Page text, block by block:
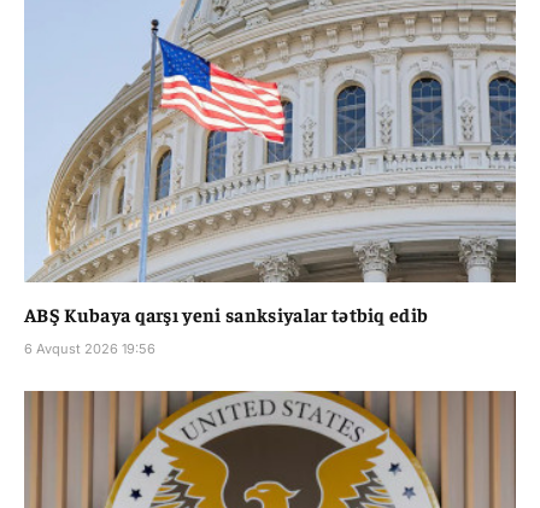
ABŞ Kubaya qarşı yeni sanksiyalar tətbiq edib
6 Avqust 2026 19:56